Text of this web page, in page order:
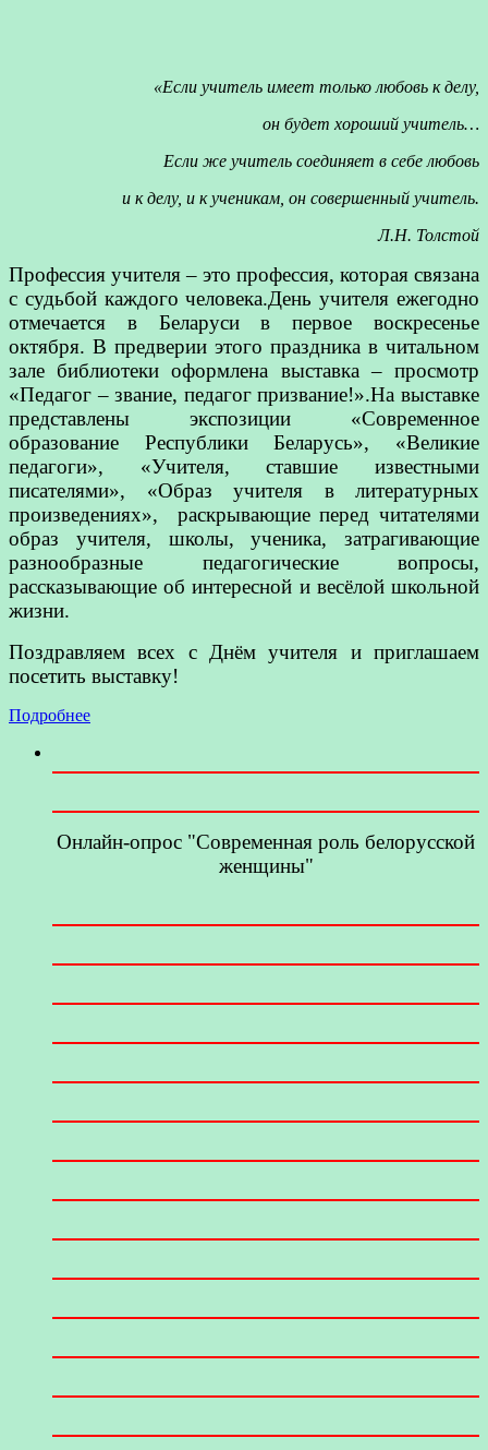
«Если учитель имеет только любовь к делу,
он будет хороший учитель…
Если же учитель соединяет в себе любовь
и к делу, и к ученикам, он совершенный учитель.
Л.Н. Толстой
Профессия учителя – это профессия, которая связана
с судьбой каждого человека.День учителя ежегодно
отмечается в Беларуси в первое воскресенье
октября. В предверии этого праздника в читальном
зале библиотеки оформлена выставка – просмотр
«Педагог – звание, педагог призвание!».На выставке
представлены экспозиции «Современное
образование Республики Беларусь», «Великие
педагоги», «Учителя, ставшие известными
писателями», «Образ учителя в литературных
произведениях», раскрывающие перед читателями
образ учителя, школы, ученика, затрагивающие
разнообразные педагогические вопросы,
рассказывающие об интересной и весёлой школьной
жизни.
Поздравляем всех с Днём учителя и приглашаем
посетить выставку!
Подробнее
Онлайн-опрос "Современная роль белорусской
женщины"